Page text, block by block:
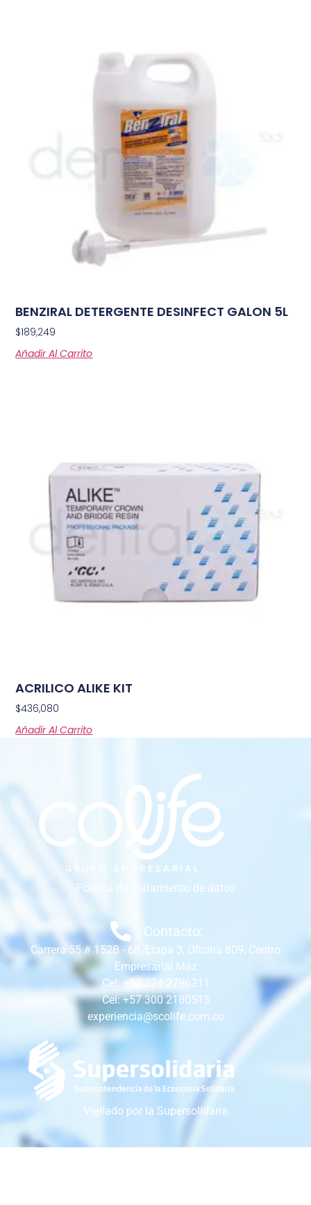
BENZIRAL DETERGENTE DESINFECT GALON 5L
$189,249
Añadir Al Carrito
ACRILICO ALIKE KIT
$436,080
Añadir Al Carrito
Política de Tratamiento de datos
Contacto:
Carrera 55 # 152B - 68, Etapa 3, Oficina 809, Centro
Empresarial Maz
Cel: +57 324 2796211
Cel: +57 300 2180513
experiencia@scolife.com.co
Vigilado por la Supersolidaria